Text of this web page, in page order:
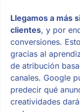
Llegamos a más
clientes, y por
conversiones.
gracias al
de atribución
canales. Google
predecir qué
creatividades